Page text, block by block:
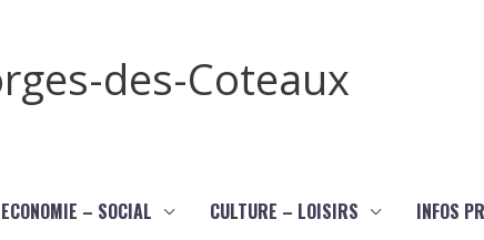
des-Coteaux
ECONOMIE – SOCIAL CULTURE – LOISIRS INFOS